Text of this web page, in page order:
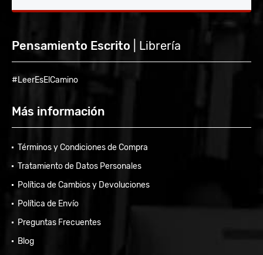
Pensamiento Escrito | Librería
#LeerEsElCamino
Más información
Términos y Condiciones de Compra
Tratamiento de Datos Personales
Política de Cambios y Devoluciones
Política de Envío
Preguntas Frecuentes
Blog